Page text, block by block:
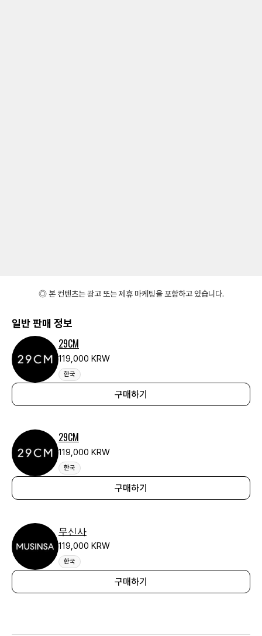
◎ 본 컨텐츠는 광고 또는 제휴 마케팅을 포함하고 있습니다.
일반 판매 정보
29CM
119,000 KRW
한국
구매하기
29CM
119,000 KRW
한국
구매하기
무신사
119,000 KRW
한국
구매하기